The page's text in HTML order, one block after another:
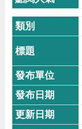
關
連
結
網
站
導
覽
民
意
信
箱
文
字
客
服
統
計
資
訊
E
n
g
回
首
頁
R
S
S